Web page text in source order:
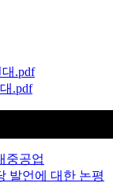
.pdf
.pdf
중공업
발언에 대한 논평